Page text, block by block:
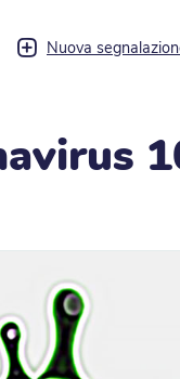
Nuova